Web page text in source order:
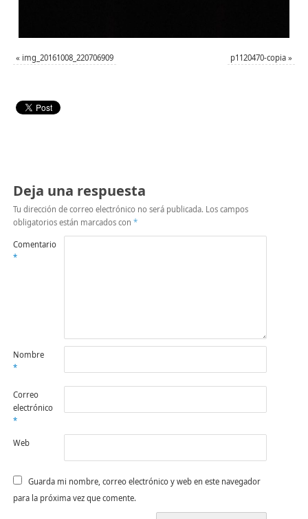
« img_20161008_220706909 p1120470-copia »
Deja una respuesta
Tu dirección de correo electrónico no será publicada. Los campos
obligatorios están marcados con *
Comentario
*
Nombre
*
Correo
electrónico
*
Web
Guarda mi nombre, correo electrónico y web en este navegador
para la próxima vez que comente.